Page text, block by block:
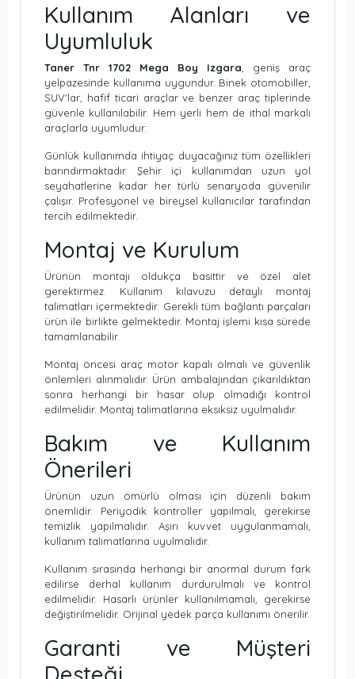
Kullanım Alanları ve
Uyumluluk
Taner Tnr 1702 Mega Boy Izgara , geniş araç
yelpazesinde kullanıma uygundur. Binek otomobiller,
SUV'lar, hafif ticari araçlar ve benzer araç tiplerinde
güvenle kullanılabilir. Hem yerli hem de ithal markalı
araçlarla uyumludur.
Günlük kullanımda ihtiyaç duyacağınız tüm özellikleri
barındırmaktadır. Şehir içi kullanımdan uzun yol
seyahatlerine kadar her türlü senaryoda güvenilir
çalışır. Profesyonel ve bireysel kullanıcılar tarafından
tercih edilmektedir.
Montaj ve Kurulum
Ürünün montajı oldukça basittir ve özel alet
gerektirmez. Kullanım kılavuzu detaylı montaj
talimatları içermektedir. Gerekli tüm bağlantı parçaları
ürün ile birlikte gelmektedir. Montaj işlemi kısa sürede
tamamlanabilir.
Montaj öncesi araç motor kapalı olmalı ve güvenlik
önlemleri alınmalıdır. Ürün ambalajından çıkarıldıktan
sonra herhangi bir hasar olup olmadığı kontrol
edilmelidir. Montaj talimatlarına eksiksiz uyulmalıdır.
Bakım ve Kullanım
Önerileri
Ürünün uzun ömürlü olması için düzenli bakım
önemlidir. Periyodik kontroller yapılmalı, gerekirse
temizlik yapılmalıdır. Aşırı kuvvet uygulanmamalı,
kullanım talimatlarına uyulmalıdır.
Kullanım sırasında herhangi bir anormal durum fark
edilirse derhal kullanım durdurulmalı ve kontrol
edilmelidir. Hasarlı ürünler kullanılmamalı, gerekirse
değiştirilmelidir. Orijinal yedek parça kullanımı önerilir.
Garanti ve Müşteri